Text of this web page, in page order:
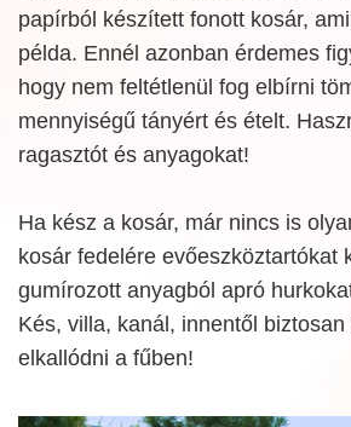
papírból készített fonott kosár,
példa. Ennél azonban érdemes
hogy nem feltétlenül fog elbírni
mennyiségű tányért és ételt.
ragasztót és anyagokat!
Ha kész a kosár, már nincs is
kosár fedelére evőeszköztartókat
gumírozott anyagból apró
Kés, villa, kanál, innentől biztosan
elkallódni a fűben!